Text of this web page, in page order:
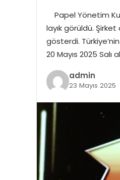
Papel Yönetim
layık görüldü.
gösterdi.
20 Mayıs 2025
admin
23 Mayıs 2025